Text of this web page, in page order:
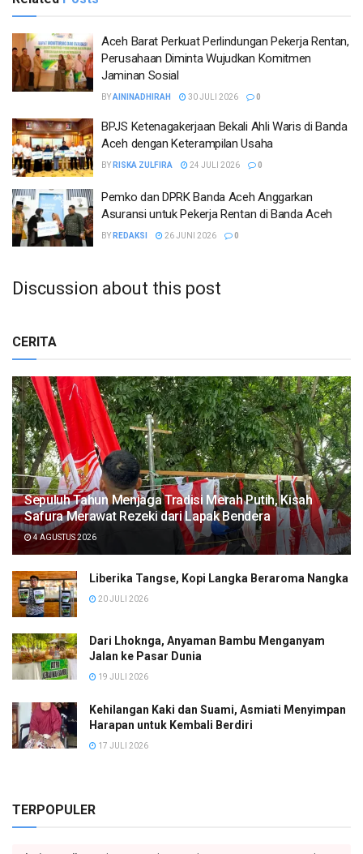
Aceh Barat Perkuat Perlindungan Pekerja Rentan,
Perusahaan Diminta Wujudkan Komitmen
Jaminan Sosial
BYAININADHIRAH 30 JULI 2026 0
BPJS Ketenagakerjaan Bekali Ahli Waris di Banda
Aceh dengan Keterampilan Usaha
BY RISKA ZULFIRA 24 JULI 2026 0
Pemko dan DPRK Banda Aceh Anggarkan
Asuransi untuk Pekerja Rentan di Banda Aceh
BY REDAKSI 26 JUNI 2026 0
Discussion about this post
CERITA
Sepuluh Tahun Menjaga Tradisi Merah Putih, Kisah
Safura Merawat Rezeki dari Lapak Bendera
4 AGUSTUS 2026
Liberika Tangse, Kopi Langka Beraroma Nangka
20 JULI 2026
Dari Lhoknga, Anyaman Bambu Menganyam
Jalan ke Pasar Dunia
19 JULI 2026
Kehilangan Kaki dan Suami, Asmiati Menyimpan
Harapan untuk Kembali Berdiri
17 JULI 2026
TERPOPULER